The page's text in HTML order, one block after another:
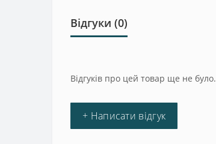
Відгуки (0)
Відгуків про цей товар ще не було.
+ Написати відгук